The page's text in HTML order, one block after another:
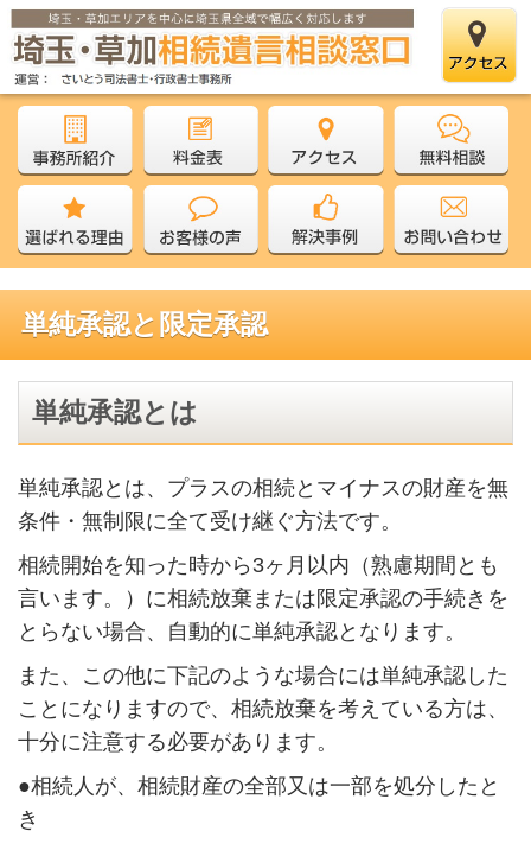
単純承認と限定承認
単純承認とは
単純承認とは、プラスの相続とマイナスの財産を無
条件・無制限に全て受け継ぐ方法です。
相続開始を知った時から3ヶ月以内（熟慮期間とも
言います。）に相続放棄または限定承認の手続きを
とらない場合、自動的に単純承認となります。
また、この他に下記のような場合には単純承認した
ことになりますので、相続放棄を考えている方は、
十分に注意する必要があります。
●相続人が、相続財産の全部又は一部を処分したと
き